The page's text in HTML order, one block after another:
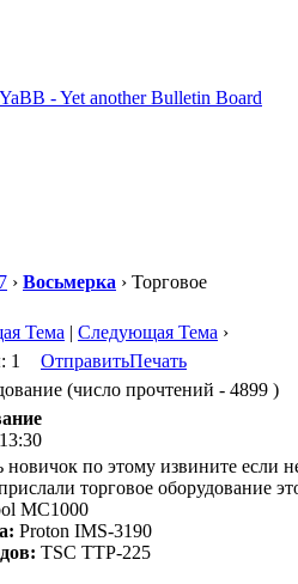
› Восьмерка › Торговое
Тема | Следующая Тема ›
1
ОтправитьПечать
(число прочтений - 4899 )
новичок по этому извините если
торговое оборудование
MC1000
Proton IMS-3190
TSC TTP-225